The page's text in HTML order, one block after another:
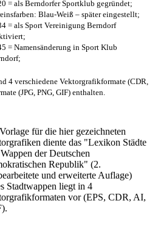
= als Berndorfer Sportklub gegründet;
Blau-Weiß – später eingestellt;
= als Sport Vereinigung Berndorf
= Namensänderung in Sport Klub
4 verschiedene Vektorgrafikformate (CDR,
(JPG, PNG, GIF) enthalten.
für die hier gezeichneten
diente das "Lexikon Städte
der Deutschen
Republik" (2.
und erweiterte Auflage)
Stadtwappen liegt in 4
vor (EPS, CDR, AI,